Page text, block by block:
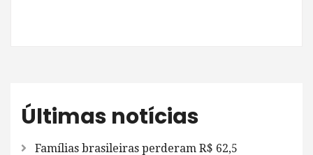
Últimas notícias
Famílias brasileiras perderam R$ 62,5